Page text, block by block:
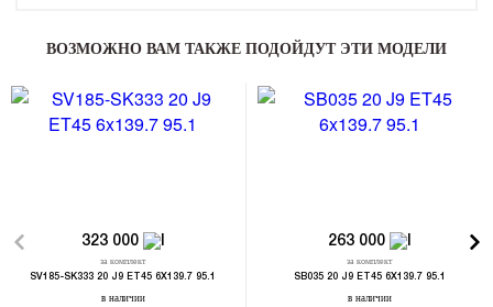
ВОЗМОЖНО ВАМ ТАКЖЕ ПОДОЙДУТ ЭТИ МОДЕЛИ
323 000
за комплект
SV185-SK333 20 J9 ET45 6X139.7 95.1
в наличии
263 000
за комплект
SB035 20 J9 ET45 6X139.7 95.1
в наличии